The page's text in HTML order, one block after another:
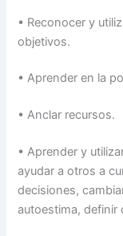
• Reconocer y
objetivos.
•Aprender en la
•Anclar recursos.
•Aprender y
ayudar a otros a
decisiones,
autoestima, definir